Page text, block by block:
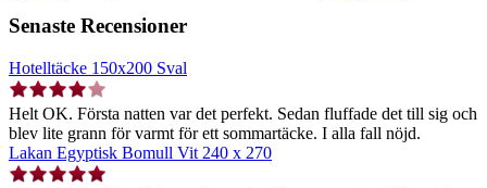
Senaste Recensioner
Hotelltäcke 150x200 Sval
Helt OK. Första natten var det perfekt. Sedan fluffade det till sig och
blev lite grann för varmt för ett sommartäcke. I alla fall nöjd.
Lakan Egyptisk Bomull Vit 240 x 270